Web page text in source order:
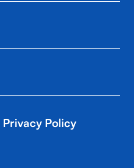
Privacy Policy